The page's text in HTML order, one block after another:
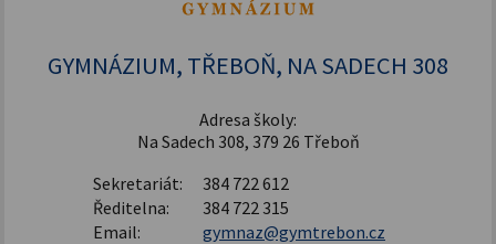
GYMNÁZIUM, TŘEBOŇ, NA SADECH 308
Adresa školy:
Na Sadech 308, 379 26 Třeboň
Sekretariát:
384 722 612
Ředitelna:
384 722 315
Email:
gymnaz@gymtrebon.cz